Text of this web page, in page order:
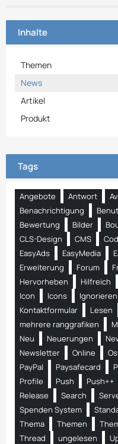
Inhalte
Themen
News
Artikel
Produkt
Tags
Angebote Antwort
Benachrichtigung
Bewertung
Bilder
CLS-Design
CMS
EasyAds
EasyMedia
Erweiterung
Forum
Hervorheben
Hilfreich
Icon
Icons Ignorieren
Kontaktformular
Lesen
mehrere ranggrafiken
Neu
Neuerungen
Newsletter
Online
PayPal
Paysafecard
Profile
Push Push++
Release
Search
Spenden System
Thema
Themen
Thread
ungelesen